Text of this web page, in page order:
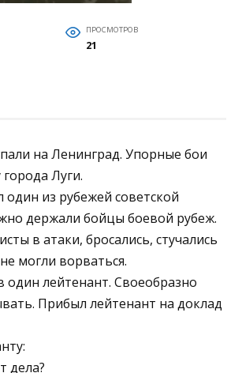
ПРОСМОТРОВ
21
на Ленинград. Упорные бои
Луги.
один из рубежей советской
держали бойцы боевой рубеж.
в атаки, бросались, стучались
могли ворваться.
один лейтенант. Своеобразно
Прибыл лейтенант на доклад
дела?